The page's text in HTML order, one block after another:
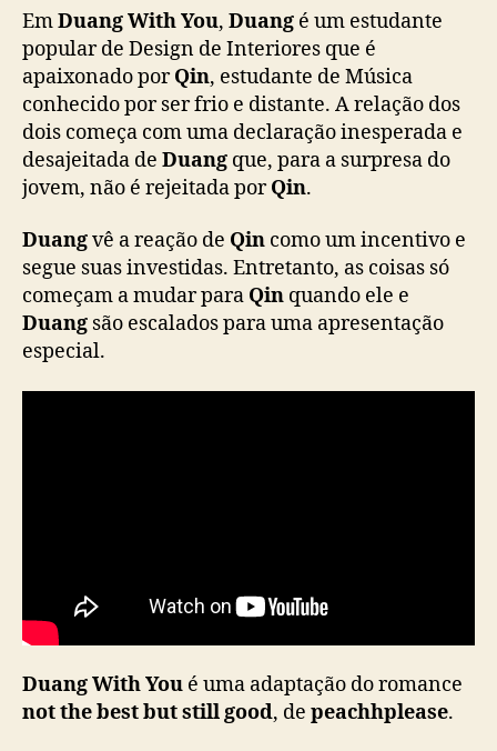
t
Y
o
u
”
เธอ#ด้วงกับเธอSeries#DuangWithYouSeries
#MandeeWork
pic.twitter.com/mZW3ruOW21
— ด้วงกับเธอ | Duang With You Series
(@DuangWithYou)January 5, 2026
EmDuang With You, Duang é um estudante
popular de Design de Interiores que é
apaixonado porQin, estudante de Música
conhecido por ser frio e distante. A relação dos
dois começa com uma declaração inesperada e
desajeitada de Duang que, para a surpresa do
jovem, não é rejeitada porQin.
Duangvê a reação de Qin como um incentivo e
segue suas investidas. Entretanto, as coisas só
começam a mudar para Qin quando ele e
Duang são escalados para uma apresentação
especial.
Duang With You é uma adaptação do romance
not the best but still good, de peachhplease.